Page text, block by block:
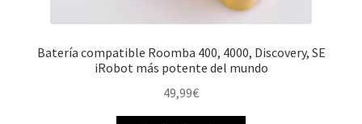
Batería compatible Roomba 400, 4000, Discovery, SE
iRobot más potente del mundo
49,99€